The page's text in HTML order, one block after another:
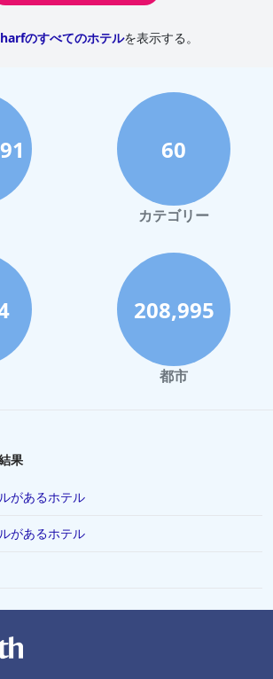
のすべてのホテルを表示する。
60
カテゴリー
208,995
都市
果
があるホテル
があるホテル